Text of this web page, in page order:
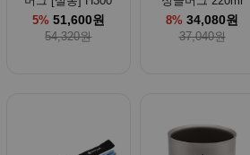
5% 51,600원
54,320원
8% 34,080원
37,040원